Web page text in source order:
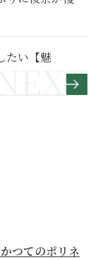
たい【魅
つてのポリネ